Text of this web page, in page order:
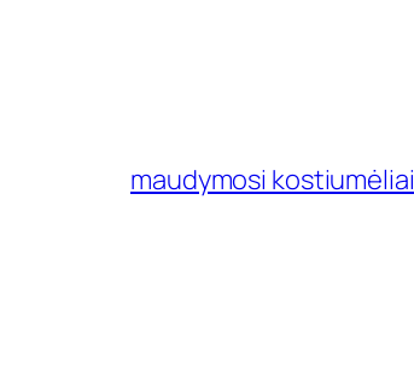
maudymosi kostiumėliai